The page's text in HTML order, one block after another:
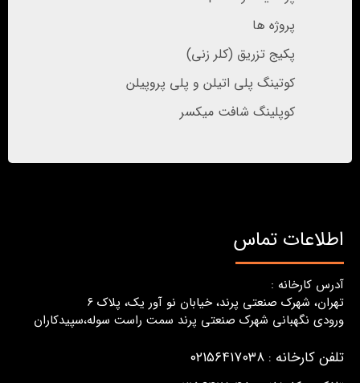
پروژه ها
پکیج تزریق (کلر زنی)
کوتینگ پلی اتیلن و پلی پروپیلن
کوپلینگ شافت میکسر
اطلاعات تماس
آدرس کارخانه :
تهران، شهرک صنعتی پرند، خیابان نو آور یک، پلاک ٦
ورودی نگهبانی شهرک صنعتی پرند سمت راست سوله،سپیدکاران
تلفن کارخانه : ۰۲۱۵۶۴۱۷۰۳۸